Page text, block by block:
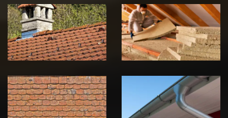
Couvreur
zingueur 39
Jura
Isolation de
toiture 39
Jura
démoussage de
toiture 39
Jura
pose de
gouttière 39
Jura